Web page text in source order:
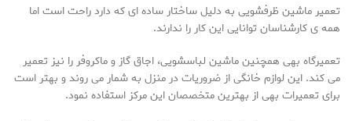
تعمیر ماشین ظرفشویی به دلیل ساختار ساده ای که دارد راحت است اما
همه ی کارشناسان توانایی این کار را ندارند.
تعمیرگاه بهی همچنین ماشین لباسشویی، اجاق گاز و ماکروفر را نیز تعمیر
می کند. این لوازم خانگی از ضروریات در منزل به شمار می روند و بهتر است
برای تعمیرات بهی از بهترین متخصصان این مرکز استفاده نمود.